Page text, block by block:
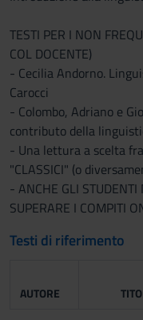
TESTI PER I NON
COL DOCENTE)
- Cecilia Andorno.
Carocci
- Colombo, Adriano e
contributo della
- Una lettura a scelta
"CLASSICI" (o
- ANCHE GLI
SUPERARE I COMPITI
Testi di riferimento
AUTORE